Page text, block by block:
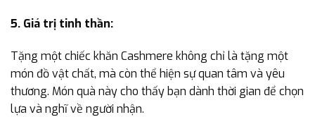
5. Giá trị tinh thần:
Tặng một chiếc khăn Cashmere không chỉ là tặng một
món đồ vật chất, mà còn thể hiện sự quan tâm và yêu
thương. Món quà này cho thấy bạn dành thời gian để chọn
lựa và nghĩ về người nhận.